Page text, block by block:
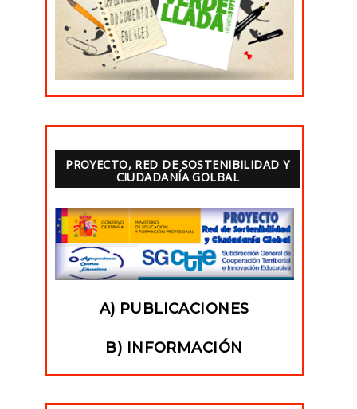
PROYECTO, RED DE SOSTENIBILIDAD Y
CIUDADANÍA GOLBAL
A) PUBLICACIONES
B) INFORMACIÓN